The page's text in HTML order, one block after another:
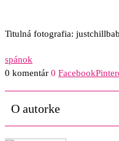
Titulná fotografia:
spánok
0 komentár 0 Facebook
O autorke